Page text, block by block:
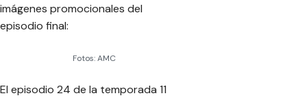
imágenes promocionales del
episodio final:
Fotos: AMC
El episodio 24 de la temporada 11